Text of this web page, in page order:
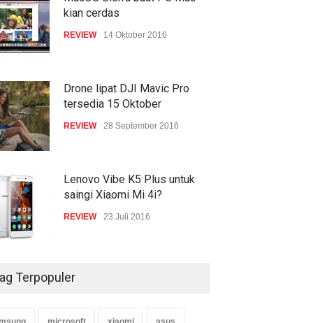
kian cerdas
REVIEW 14 Oktober 2016
Drone lipat DJI Mavic Pro
tersedia 15 Oktober
REVIEW 28 September 2016
Lenovo Vibe K5 Plus untuk
saingi Xiaomi Mi 4i?
REVIEW 23 Juli 2016
Terpopuler